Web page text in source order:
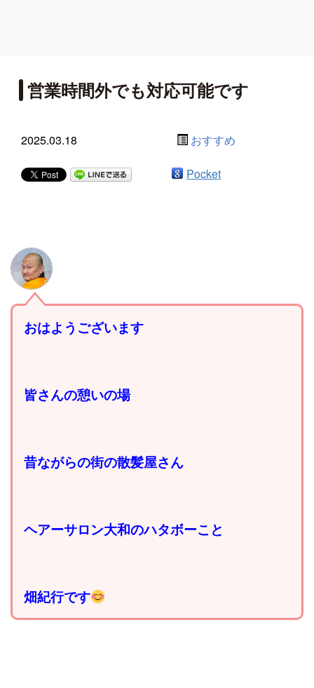
営業時間外でも対応可能です
2025.03.18 おすすめ
Pocket
おはようございます
皆さんの憩いの場
昔ながらの街の散髪屋さん
ヘアーサロン大和のハタボーこと
畑紀行です